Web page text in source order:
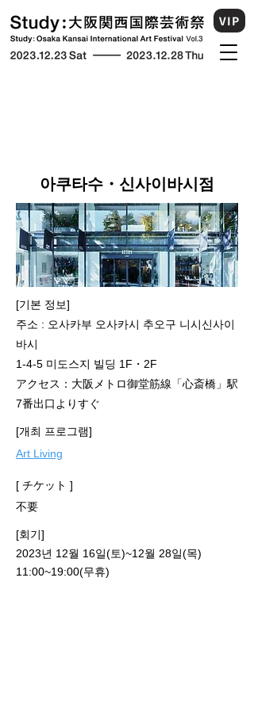
VIP
아쿠타수・신사이바시점
[기본 정보]
주소 : 오사카부 오사카시 추오구 니시신사이
바시
1-4-5 미도스지 빌딩 1F・2F
​アクセス：大阪メトロ御堂筋線「心斎橋」駅
7番出口よりすぐ
[개최 프로그램]
Art Living
[ チケット ]
不要
[회기]
2023년 12월 16일(토)~12월 28일(목)
11:00~19:00(무휴)